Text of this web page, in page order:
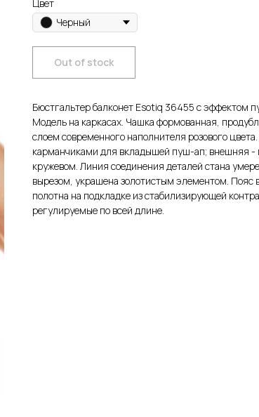
Цвет
Черный
Out of stock
Бюстгальтер балконет Esotiq 36455 с эффектом
Модель на каркасах. Чашка формованная,
слоем современного наполнителя розового
карманчиками для вкладышей пуш-ап; внешняя
кружевом. Линия соединения деталей стана
вырезом, украшена золотистым элементом. Пояс
полотна на подкладке из стабилизирующей
регулируемые по всей длине.